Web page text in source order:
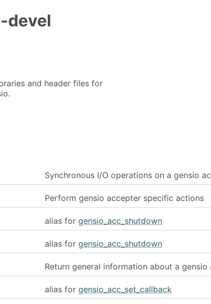
devel
and header files for
Synchronous I/O operations on a gensio
Perform gensio accepter specific actions
alias for gensio_acc_shutdown
alias for gensio_acc_shutdown
Return general information about a gensio
alias for gensio_acc_set_callback